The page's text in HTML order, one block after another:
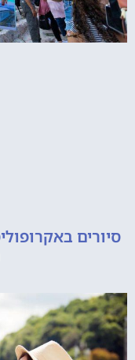
באקרופוליס
הרבה